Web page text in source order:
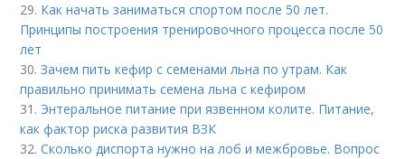
29. Как начать заниматься спортом после 50 лет.
Принципы построения тренировочного процесса после 50
лет
30.Зачем пить кефир с семенами льна по утрам. Как
правильно принимать семена льна с кефиром
31. Энтеральное питание при язвенном колите. Питание,
как фактор риска развития ВЗК
32.Сколько диспорта нужно на лоб и межбровье. Вопрос